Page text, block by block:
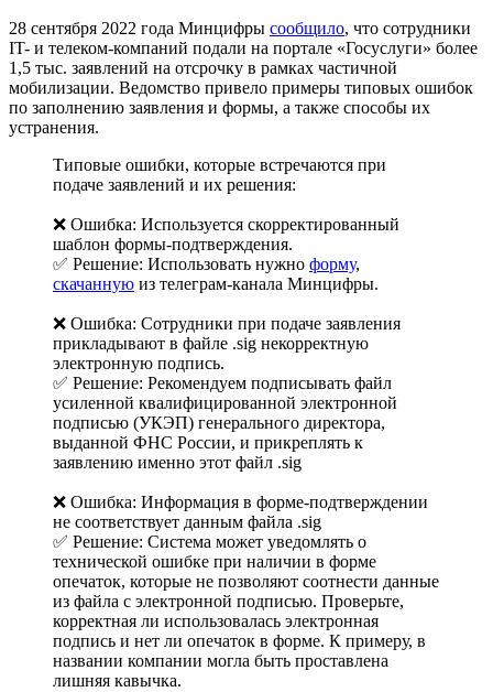
28 сентября 2022 года Минцифры сообщило, что сотрудники
IT- и телеком-компаний подали на портале «Госуслуги» более
1,5 тыс. заявлений на отсрочку в рамках частичной
мобилизации. Ведомство привело примеры типовых ошибок
по заполнению заявления и формы, а также способы их
устранения.
Типовые ошибки, которые встречаются при
подаче заявлений и их решения:
❌ Ошибка: Используется скорректированный
шаблон формы-подтверждения.
✅ Решение: Использовать нужно форму,
скачанную из телеграм-канала Минцифры.
❌ Ошибка: Сотрудники при подаче заявления
прикладывают в файле .sig некорректную
электронную подпись.
✅ Решение: Рекомендуем подписывать файл
усиленной квалифицированной электронной
подписью (УКЭП) генерального директора,
выданной ФНС России, и прикреплять к
заявлению именно этот файл .sig
❌ Ошибка: Информация в форме-подтверждении
не соответствует данным файла .sig
✅ Решение: Система может уведомлять о
технической ошибке при наличии в форме
опечаток, которые не позволяют соотнести данные
из файла с электронной подписью. Проверьте,
корректная ли использовалась электронная
подпись и нет ли опечаток в форме. К примеру, в
названии компании могла быть проставлена
лишняя кавычка.